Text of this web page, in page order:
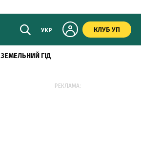
УКР КЛУБ УП
ЗЕМЕЛЬНИЙ ГІД
РЕКЛАМА: